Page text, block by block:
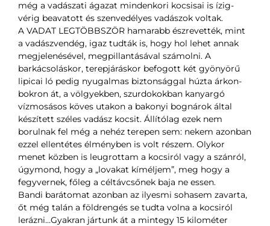
még a vadászati ágazat mindenkori kocsisai is ízig-
vérig beavatott és szenvedélyes vadászok voltak.
A VADAT LEGTÖBBSZÖR hamarabb észrevették, mint
a vadászvendég, igaz tudták is, hogy hol lehet annak
megjelenésével, megpillantásával számolni. A
barkácsoláskor, terepjáráskor befogott két gyönyörű
lipicai ló pedig nyugalmas biztonsággal húzta árkon-
bokron át, a völgyekben, szurdokokban kanyargó
vízmosásos köves utakon a bakonyi bognárok által
készített széles vadász kocsit. Állítólag ezek nem
borulnak fel még a nehéz terepen sem: nekem azonban
ezzel ellentétes élményben is volt részem. Olykor
menet közben is leugrottam a kocsiról vagy a szánról,
úgymond, hogy a „lovakat kíméljem”, meg hogy a
fegyvernek, főleg a céltávcsőnek baja ne essen.
Bandi barátomat azonban az ilyesmi sohasem zavarta,
őt még talán a földrengés se tudta volna a kocsiról
lerázni…Gyakran jártunk át a mintegy 15 kilométer